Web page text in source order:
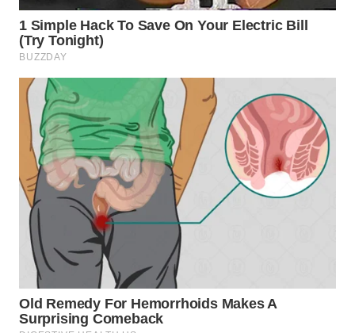
Wahana
Media
Group
NEWS
WAHANA
TANI
WAHANA
ADVOKAT
WAHANA
INFRASTRUKTUR
WAHANA
KONSUMEN